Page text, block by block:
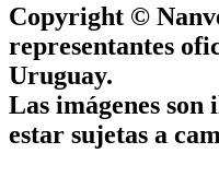
Copyright ©
representantes
Uruguay.
Las imágenes
estar sujetas a